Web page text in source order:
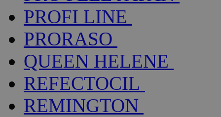
PROFI LINE
PRORASO
QUEEN HELENE
REFECTOCIL
REMINGTON